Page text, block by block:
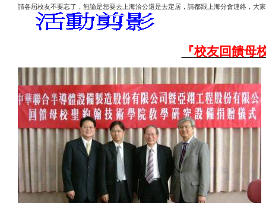
請各屆校友不要忘了，無論是您要去上海洽公還是去定居，請都跟上海分會連絡，大
『校友回饋母